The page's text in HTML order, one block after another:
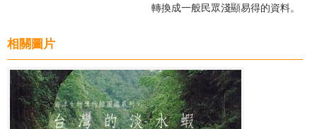
轉換成一般民眾淺顯易得的資料。
相關圖片